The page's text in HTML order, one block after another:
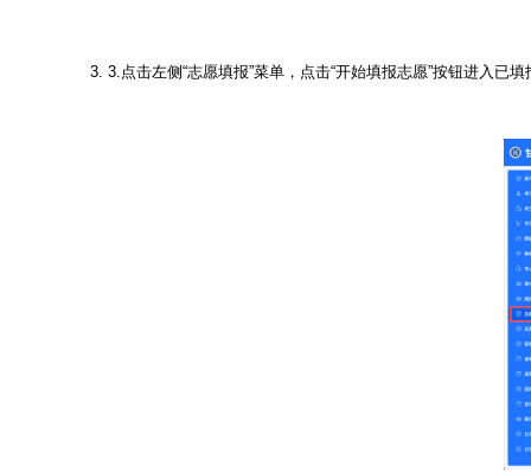
3. 3.点击左侧“志愿填报”菜单，点击“开始填报志愿”按钮进入已